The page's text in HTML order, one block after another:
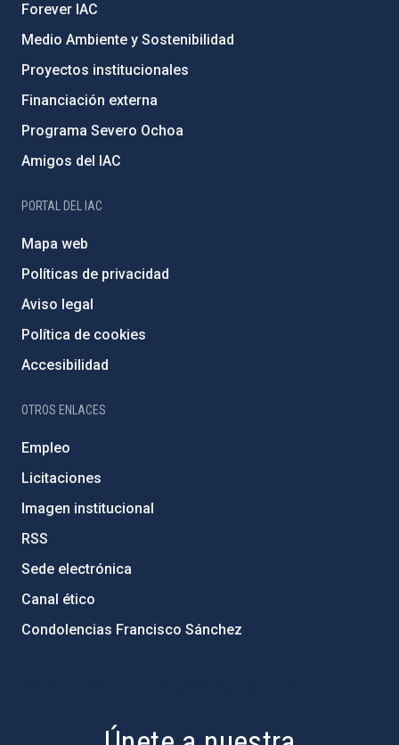
Forever IAC
Medio Ambiente y Sostenibilidad
Proyectos institucionales
Financiación externa
Programa Severo Ochoa
Amigos del IAC
PORTAL DEL IAC
Mapa web
Políticas de privacidad
Aviso legal
Política de cookies
Accesibilidad
OTROS ENLACES
Empleo
Licitaciones
Imagen institucional
RSS
Sede electrónica
Canal ético
Condolencias Francisco Sánchez